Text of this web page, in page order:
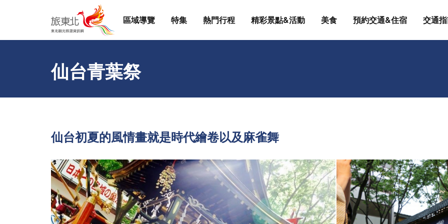
區域導覽 特集 熱門行程 精彩景點&活動 美食 預約交通&住宿 交通
仙台青葉祭
仙台初夏的風情畫就是時代繪卷以及麻雀舞